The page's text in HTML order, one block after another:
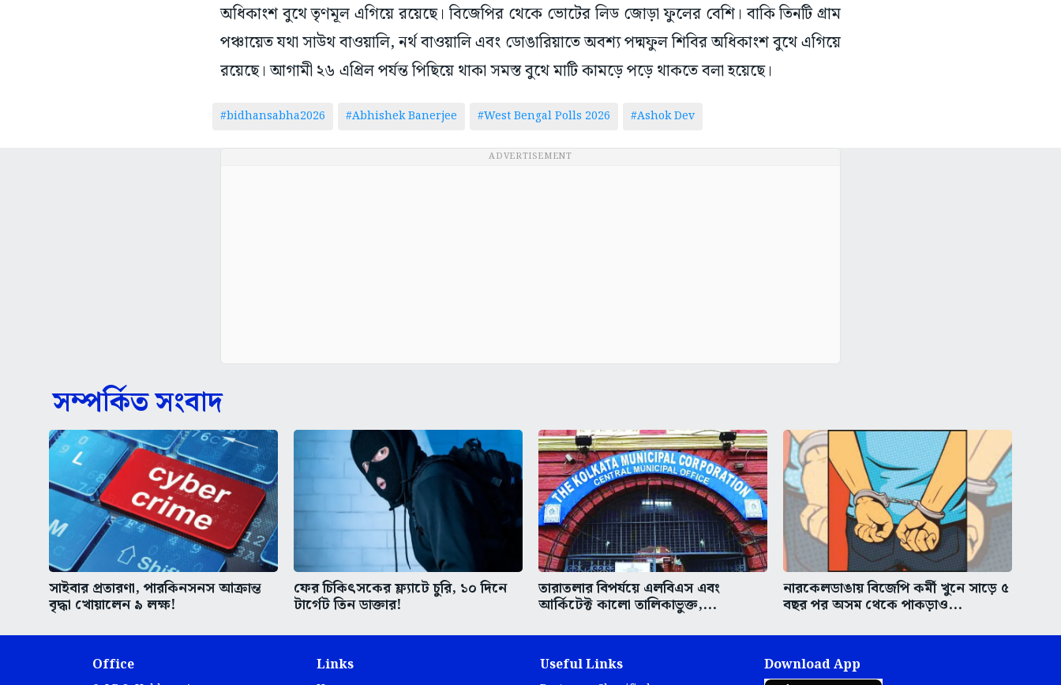
অধিকাংশ বুথে তৃণমূল এগিয়ে রয়েছে। বিজেপির থেকে ভোটের লিড জোড়া ফুলের বেশি। বাকি তিনটি গ্রাম
পঞ্চায়েত যথা সাউথ বাওয়ালি, নর্থ বাওয়ালি এবং ডোঙারিয়াতে অবশ্য পদ্মফুল শিবির অধিকাংশ বুথে এগিয়ে
রয়েছে। আগামী ২৬ এপ্রিল পর্যন্ত পিছিয়ে থাকা সমস্ত বুথে মাটি কামড়ে পড়ে থাকতে বলা হয়েছে।
#bidhansabha2026 #Abhishek Banerjee #West Bengal Polls 2026 #Ashok Dev
ADVERTISEMENT
সম্পর্কিত সংবাদ
সাইবার প্রতারণা, পারকিনসনস আক্রান্ত
বৃদ্ধা খোয়ালেন ৯ লক্ষ!
ফের চিকিৎসকের ফ্ল্যাটে চুরি, ১০ দিনে
টার্গেট তিন ডাক্তার!
তারাতলার বিপর্যয়ে এলবিএস এবং
আর্কিটেক্ট কালো তালিকাভুক্ত,...
নারকেলডাঙায় বিজেপি কর্মী খুনে সাড়ে ৫
বছর পর অসম থেকে পাকড়াও...
Office Links Useful Links Download App